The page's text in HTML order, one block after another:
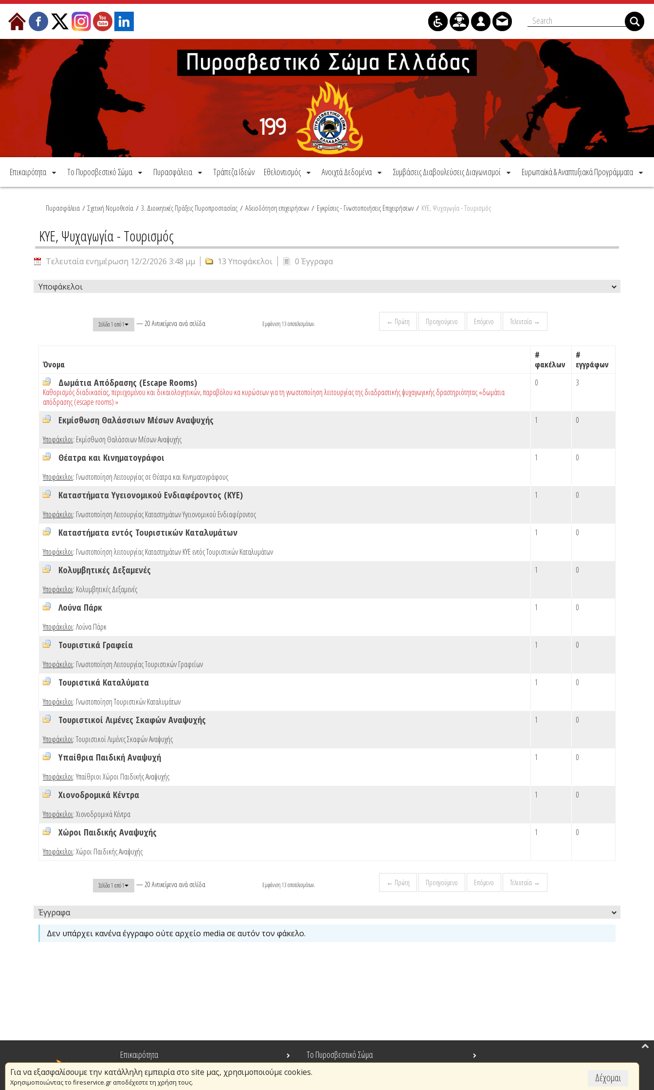
Μετάβαση στο περιεχόμενο
Επικαιρότητα Το Πυροσβεστικό Σώμα Πυρασφάλεια Τράπεζα Ιδεών Εθελοντισμός Ανοιχτά Δεδομένα Συμβάσεις Διαβουλεύσεις Διαγωνισμοί Ευρωπαϊκά & Αναπτυξιακά Προγράμματα
Πυρασφάλεια / Σχετική Νομοθεσία / 3. Διοικητικές Πράξεις Πυροπροστασίας / Αδειοδότηση επιχειρήσεων / Εγκρίσεις - Γνωστοποιήσεις Επιχειρήσεων / ΚΥΕ, Ψυχαγωγία - Τουρισμός
ΚΥΕ, Ψυχαγωγία - Τουρισμός
Τελευταία ενημέρωση 12/2/2026 3:48 μμ 13 Υποφάκελοι 0 Έγγραφα
Υποφάκελοι
Σελίδα 1 από 1 — 20 Αντικείμενα ανά σελίδα Εμφάνιση 13 αποτελεσμάτων. ← Πρώτη Προηγούμενο Επόμενο Τελευταία →
Όνομα
#
φακέλων
#
εγγράφων
Δωμάτια Απόδρασης (Escape Rooms)
Καθορισμός διαδικασίας, περιεχομένου και δικαιολογητικών, παραβόλου κα κυρώσεων για τη γνωστοποίηση λειτουργίας της διαδραστικής ψυχαγωγικής δραστηριότητας «δωμάτια
απόδρασης (escape rooms) »
0 3
Εκμίσθωση Θαλάσσιων Μέσων Αναψυχής
Υποφάκελοι: Εκμίσθωση Θαλάσσιων Μέσων Αναψυχής
1 0
Θέατρα και Κινηματογράφοι
Υποφάκελοι: Γνωστοποίηση Λειτουργίας σε Θέατρα και Κινηματογράφους
1 0
Καταστήματα Υγειονομικού Ενδιαφέροντος (ΚΥΕ)
Υποφάκελοι: Γνωστοποίηση Λειτουργίας Καταστημάτων Υγειονομικού Ενδιαφέροντος
1 0
Καταστήματα εντός Τουριστικών Καταλυμάτων
Υποφάκελοι: Γνωστοποίηση λειτουργίας Καταστημάτων ΚΥΕ εντός Τουριστικών Καταλυμάτων
1 0
Κολυμβητικές Δεξαμενές
Υποφάκελοι: Κολυμβητικές Δεξαμενές
1 0
Λούνα Πάρκ
Υποφάκελοι:Λούνα Πάρκ
1 0
Τουριστικά Γραφεία
Υποφάκελοι: Γνωστοποίηση Λειτουργίας Τουριστικών Γραφείων
1 0
Τουριστικά Καταλύματα
Υποφάκελοι: Γνωστοποίηση Τουριστικών Καταλυμάτων
1 0
Τουριστικοί Λιμένες Σκαφών Αναψυχής
Υποφάκελοι:Τουριστικοί Λιμένες Σκαφών Αναψυχής
1 0
Υπαίθρια Παιδική Αναψυχή
Υποφάκελοι:Υπαίθριοι Χώροι Παιδικής Αναψυχής
1 0
Χιονοδρομικά Κέντρα
Υποφάκελοι:Χιονοδρομικά Κέντρα
1 0
Χώροι Παιδικής Αναψυχής
Υποφάκελοι:Χώροι Παιδικής Αναψυχής
1 0
Σελίδα 1 από 1 — 20 Αντικείμενα ανά σελίδα Εμφάνιση 13 αποτελεσμάτων. ← Πρώτη Προηγούμενο Επόμενο Τελευταία →
Έγγραφα
Δεν υπάρχει κανένα έγγραφο ούτε αρχείο media σε αυτόν τον φάκελο.
Δέχομαι
Για να εξασφαλίσουμε την κατάλληλη εμπειρία στο site μας, χρησιμοποιούμε cookies.
Χρησιμοποιώντας το fireservice.gr αποδέχεστε τη χρήση τους.
Επικαιρότητα
Το Πυροσβεστικό Σώμα
Πυρασφάλεια
Τράπεζα Ιδεών